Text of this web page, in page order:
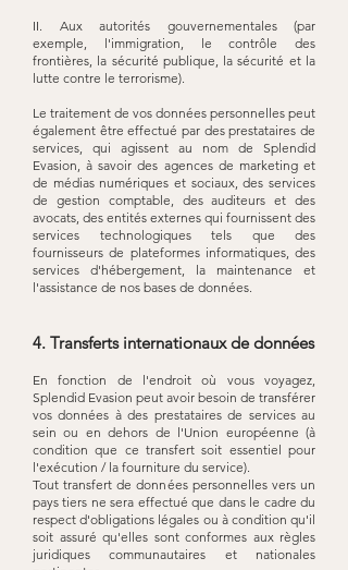
II. Aux autorités gouvernementales (par
exemple, l'immigration, le contrôle des
frontières, la sécurité publique, la sécurité et la
lutte contre le terrorisme).
Le traitement de vos données personnelles peut
également être effectué par des prestataires de
services, qui agissent au nom de Splendid
Evasion, à savoir des agences de marketing et
de médias numériques et sociaux, des services
de gestion comptable, des auditeurs et des
avocats, des entités externes qui fournissent des
services technologiques tels que des
fournisseurs de plateformes informatiques, des
services d'hébergement, la maintenance et
l'assistance de nos bases de données.
4. Transferts internationaux de données
En fonction de l'endroit où vous voyagez,
Splendid Evasion peut avoir besoin de transférer
vos données à des prestataires de services au
sein ou en dehors de l'Union européenne (à
condition que ce transfert soit essentiel pour
l'exécution / la fourniture du service).
Tout transfert de données personnelles vers un
pays tiers ne sera effectué que dans le cadre du
respect d'obligations légales ou à condition qu'il
soit assuré qu'elles sont conformes aux règles
juridiques communautaires et nationales